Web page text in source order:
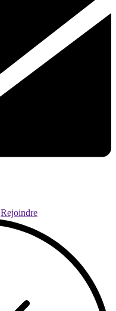
Rejoindre